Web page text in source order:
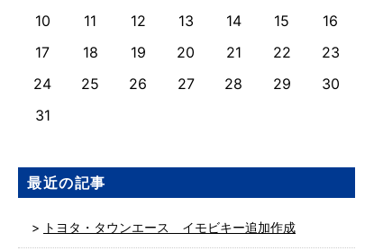
10
11 12 13 14 15
16
17
18 19 20 21 22
23
24
25 26 27 28 29
30
31
最近の記事
トヨタ・タウンエース イモビキー追加作成